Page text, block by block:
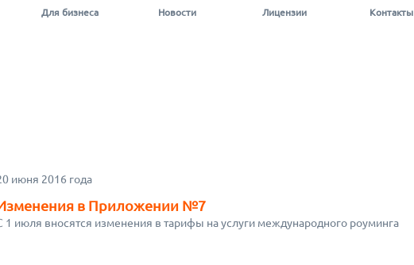
Для бизнеса Новости Лицензии Контакты
июня 2016 года
в Приложении №7
1 июля вносятся изменения в тарифы на услуги международного роуминга